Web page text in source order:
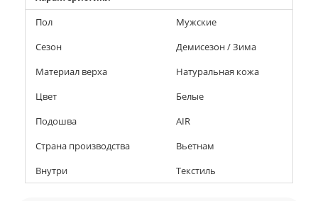
Пол
Мужские
Сезон
Демисезон / Зима
Материал верха
Натуральная кожа
Цвет
Белые
Подошва
AIR
Страна производства
Вьетнам
Внутри
Текстиль